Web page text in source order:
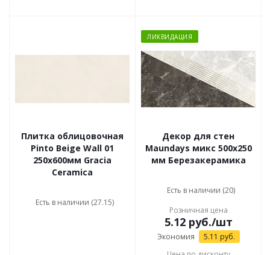
Плитка облицовочная
Pinto Beige Wall 01
250х600мм Gracia
Ceramica
Есть в наличии (27.15)
ЛИКВИДАЦИЯ
Декор для стен
Maundays микс 500x250
мм Березакерамика
Есть в наличии (20)
Розничная цена
5.12руб./шт
Экономия 5.11 руб.